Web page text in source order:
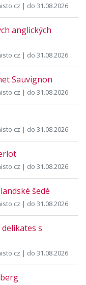
| do 31.08.2026
anglických
| do 31.08.2026
Sauvignon
| do 31.08.2026
| do 31.08.2026
| do 31.08.2026
šedé
| do 31.08.2026
s
| do 31.08.2026